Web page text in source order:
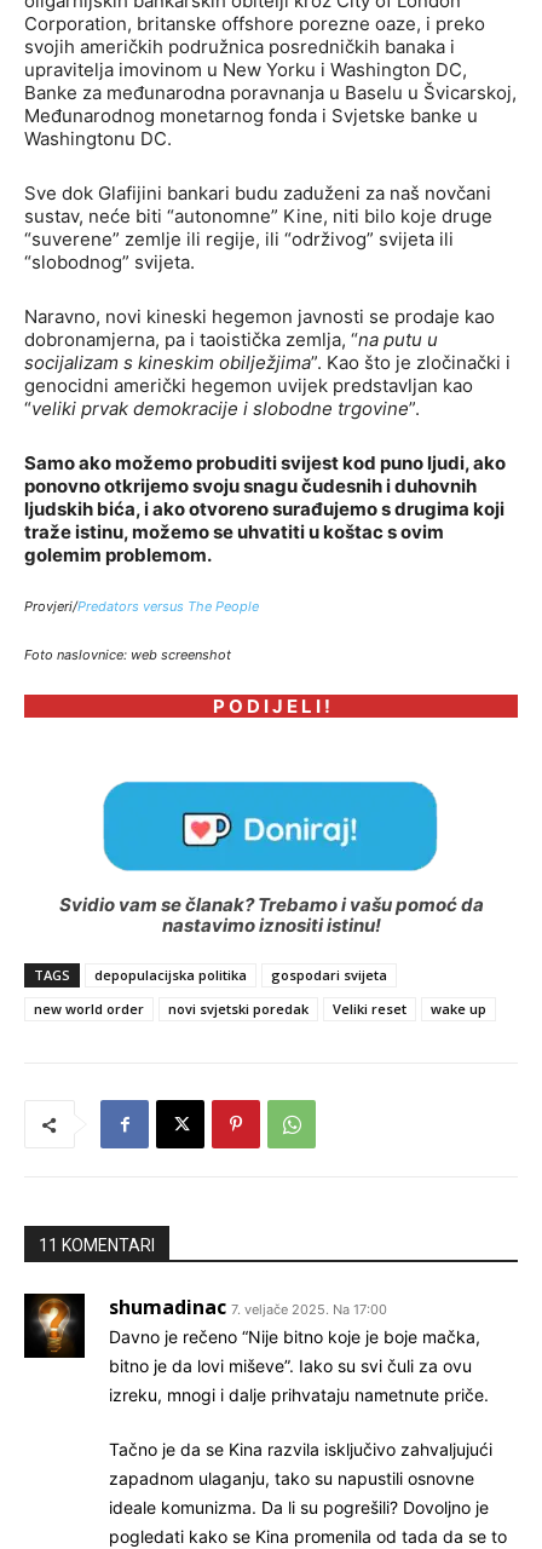
Corporation, britanske offshore porezne oaze, i preko
svojih američkih podružnica posredničkih banaka i
upravitelja imovinom u New Yorku i Washington DC,
Banke za međunarodna poravnanja u Baselu u Švicarskoj,
Međunarodnog monetarnog fonda i Svjetske banke u
Washingtonu DC.
Sve dok Glafijini bankari budu zaduženi za naš novčani
sustav, neće biti “autonomne” Kine, niti bilo koje druge
“suverene” zemlje ili regije, ili “održivog” svijeta ili
“slobodnog” svijeta.
Naravno, novi kineski hegemon javnosti se prodaje kao
dobronamjerna, pa i taoistička zemlja, “na putu u
socijalizam s kineskim obilježjima”. Kao što je zločinački i
genocidni američki hegemon uvijek predstavljan kao
“veliki prvak demokracije i slobodne trgovine”.
Samo ako možemo probuditi svijest kod puno ljudi, ako
ponovno otkrijemo svoju snagu čudesnih i duhovnih
ljudskih bića, i ako otvoreno surađujemo s drugima koji
traže istinu, možemo se uhvatiti u koštac s ovim
golemim problemom.
Provjeri/Predators versus The People
Foto naslovnice: web screenshot
P O D I J E L I !
Svidio vam se članak? Trebamo i vašu pomoć da
nastavimo iznositi istinu!
TAGS depopulacijska politika
gospodari svijeta
new world order
novi svjetski poredak Veliki reset wake up
11 KOMENTARI
shumadinac 7. veljače 2025. Na 17:00
Davno je rečeno “Nije bitno koje je boje mačka,
bitno je da lovi miševe”. Iako su svi čuli za ovu
izreku, mnogi i dalje prihvataju nametnute priče.
Tačno je da se Kina razvila isključivo zahvaljujući
zapadnom ulaganju, tako su napustili osnovne
ideale komunizma. Da li su pogrešili? Dovoljno je
pogledati kako se Kina promenila od tada da se to